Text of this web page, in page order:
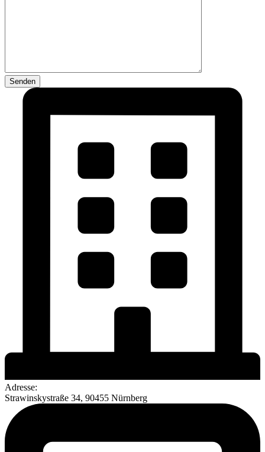
Adresse:
Strawinskystraße 34, 90455 Nürnberg